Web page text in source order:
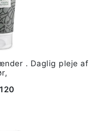
. Daglig pleje af